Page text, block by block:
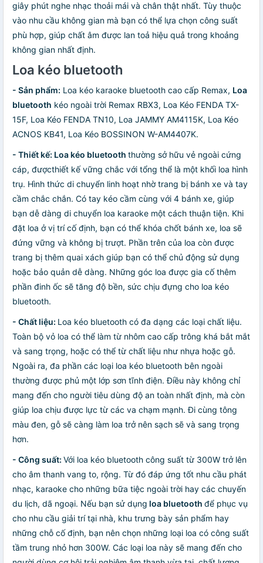
giây phút nghe nhạc thoải mái và chân thật nhất. Tùy thuộc
vào nhu cầu không gian mà bạn có thể lựa chọn công suất
phù hợp, giúp chất âm được lan toả hiệu quả trong khoảng
không gian nhất định.
Loa kéo bluetooth
- Sản phẩm: Loa kéo karaoke bluetooth cao cấp Remax, Loa
bluetooth kéo ngoài trời Remax RBX3, Loa Kéo FENDA TX-
15F, Loa Kéo FENDA TN10, Loa JAMMY AM4115K, Loa Kéo
ACNOS KB41, Loa Kéo BOSSINON W-AM4407K.
- Thiết kế: Loa kéo bluetooth thường sở hữu vẻ ngoài cứng
cáp, đượcthiết kế vững chắc với tổng thể là một khối loa hình
trụ. Hình thức di chuyển linh hoạt nhờ trang bị bánh xe và tay
cầm chắc chắn. Có tay kéo cầm cùng với 4 bánh xe, giúp
bạn dễ dàng di chuyển loa karaoke một cách thuận tiện. Khi
đặt loa ở vị trí cố định, bạn có thể khóa chốt bánh xe, loa sẽ
đứng vững và không bị trượt. Phần trên của loa còn được
trang bị thêm quai xách giúp bạn có thể chủ động sử dụng
hoặc bảo quản dễ dàng. Những góc loa được gia cố thêm
phần đinh ốc sẽ tăng độ bền, sức chịu đựng cho loa kéo
bluetooth.
- Chất liệu: Loa kéo bluetooth có đa dạng các loại chất liệu.
Toàn bộ vỏ loa có thể làm từ nhôm cao cấp trông khá bắt mắt
và sang trọng, hoặc có thể từ chất liệu như nhựa hoặc gỗ.
Ngoài ra, đa phần các loại loa kéo bluetooth bên ngoài
thường được phủ một lớp sơn tĩnh điện. Điều này không chỉ
mang đến cho người tiêu dùng độ an toàn nhất định, mà còn
giúp loa chịu được lực từ các va chạm mạnh. Đi cùng tông
màu đen, gỗ sẽ càng làm loa trở nên sạch sẽ và sang trọng
hơn.
- Công suất: Với loa kéo bluetooth công suất từ 300W trở lên
cho âm thanh vang to, rộng. Từ đó đáp ứng tốt nhu cầu phát
nhạc, karaoke cho những bữa tiệc ngoài trời hay các chuyến
du lịch, dã ngoại. Nếu bạn sử dụng loa bluetooth để phục vụ
cho nhu cầu giải trí tại nhà, khu trưng bày sản phẩm hay
những chỗ cố định, bạn nên chọn những loại loa có công suất
tầm trung nhỏ hơn 300W. Các loại loa này sẽ mang đến cho